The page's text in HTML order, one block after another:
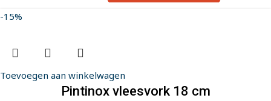
-15%
Toevoegen aan winkelwagen
Pintinox vleesvork 18 cm